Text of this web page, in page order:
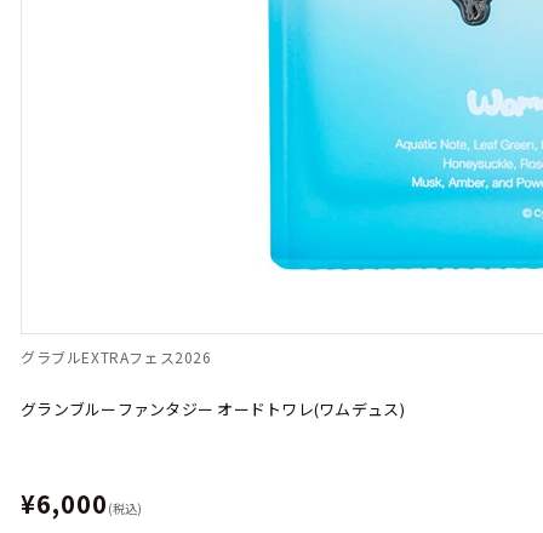
グラブルEXTRAフェス2026
グランブルーファンタジー オードトワレ(ワムデュス)
¥6,000 (税込)